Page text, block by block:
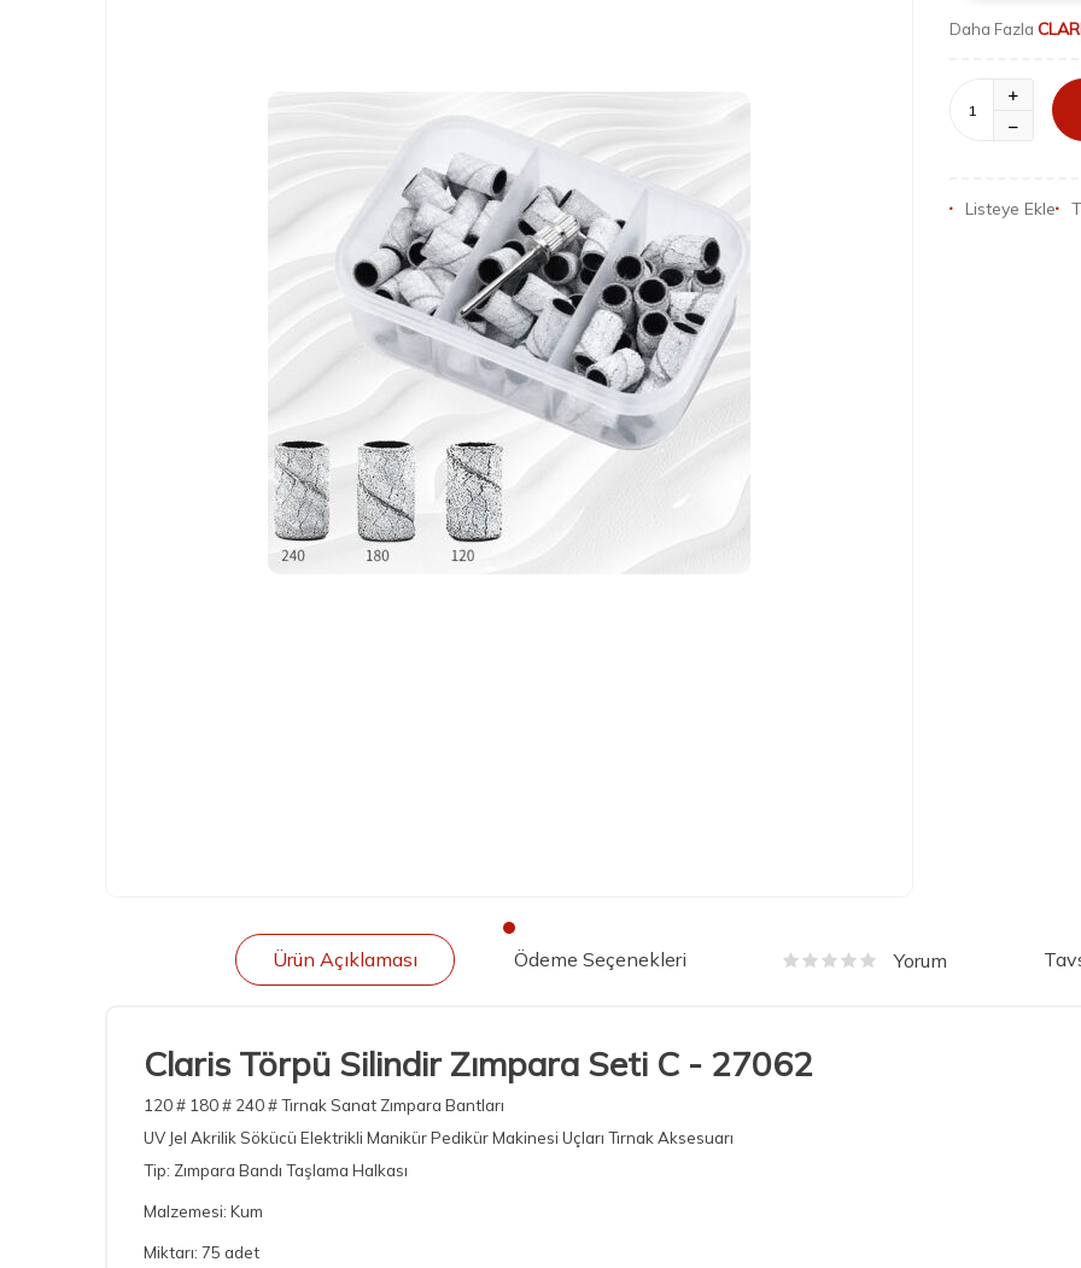
Daha Fazla
Listeye Ekle
Ürün Açıklaması Ödeme Seçenekleri Yorum
Claris Törpü Silindir Zımpara Seti C - 27062
120 # 180 # 240 # Tırnak Sanat Zımpara Bantları
UV Jel Akrilik Sökücü Elektrikli Manikür Pedikür Makinesi Uçları Tırnak Aksesuarı
Tip: Zımpara Bandı Taşlama Halkası
Malzemesi: Kum
Miktarı: 75 adet